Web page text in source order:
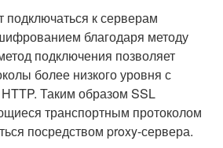
подключаться к серверам
благодаря методу
подключения позволяет
более низкого уровня с
Таким образом SSL
транспортным протоколом
посредством proxy-сервера.